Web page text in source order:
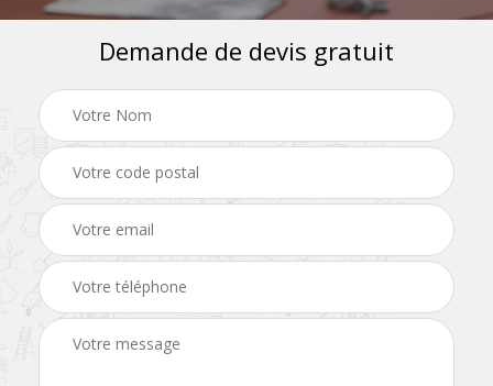
Demande de devis gratuit